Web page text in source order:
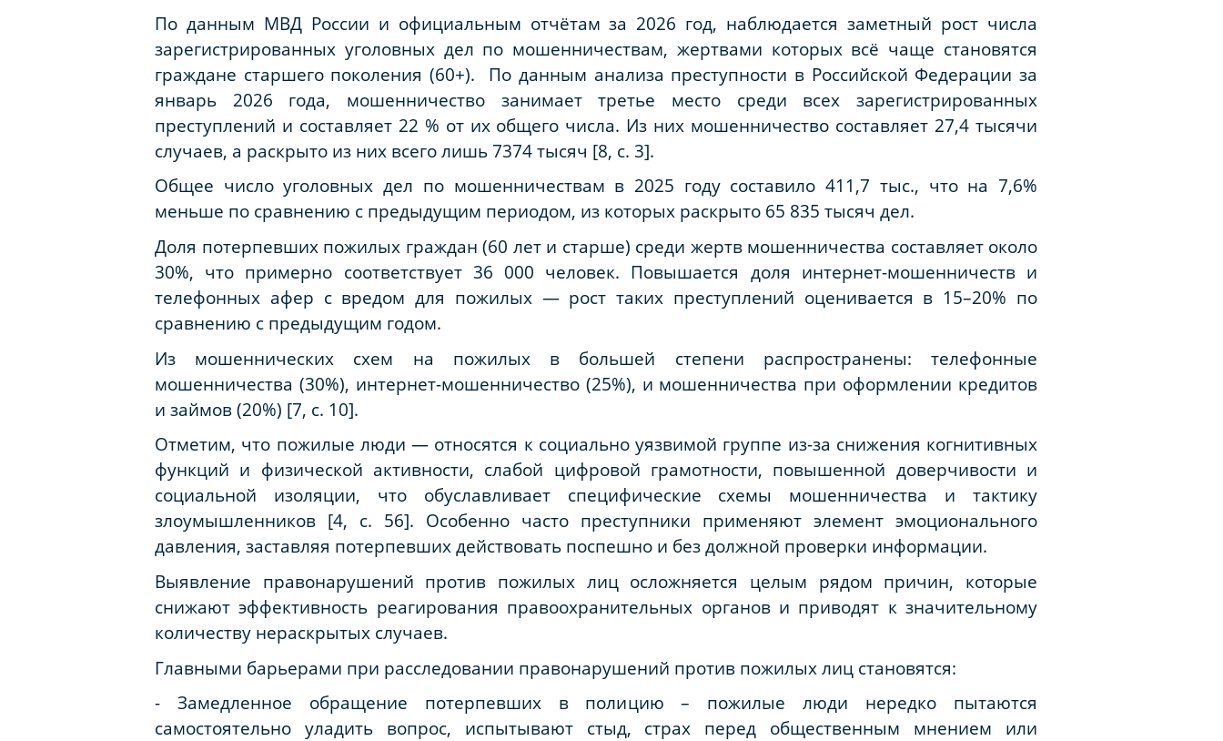
По данным МВД России и официальным отчётам за 2026 год, наблюдается заметный рост числа
зарегистрированных уголовных дел по мошенничествам, жертвами которых всё чаще становятся
граждане старшего поколения (60+). По данным анализа преступности в Российской Федерации за
январь 2026 года, мошенничество занимает третье место среди всех зарегистрированных
преступлений и составляет 22 % от их общего числа. Из них мошенничество составляет 27,4 тысячи
случаев, а раскрыто из них всего лишь 7374 тысяч [8, с. 3].
Общее число уголовных дел по мошенничествам в 2025 году составило 411,7 тыс., что на 7,6%
меньше по сравнению с предыдущим периодом, из которых раскрыто 65 835 тысяч дел.
Доля потерпевших пожилых граждан (60 лет и старше) среди жертв мошенничества составляет около
30%, что примерно соответствует 36 000 человек. Повышается доля интернет-мошенничеств и
телефонных афер с вредом для пожилых — рост таких преступлений оценивается в 15–20% по
сравнению с предыдущим годом.
Из мошеннических схем на пожилых в большей степени распространены: телефонные
мошенничества (30%), интернет-мошенничество (25%), и мошенничества при оформлении кредитов
и займов (20%) [7, c. 10].
Отметим, что пожилые люди — относятся к социально уязвимой группе из-за снижения когнитивных
функций и физической активности, слабой цифровой грамотности, повышенной доверчивости и
социальной изоляции, что обуславливает специфические схемы мошенничества и тактику
злоумышленников [4, с. 56]. Особенно часто преступники применяют элемент эмоционального
давления, заставляя потерпевших действовать поспешно и без должной проверки информации.
Выявление правонарушений против пожилых лиц осложняется целым рядом причин, которые
снижают эффективность реагирования правоохранительных органов и приводят к значительному
количеству нераскрытых случаев.
Главными барьерами при расследовании правонарушений против пожилых лиц становятся:
- Замедленное обращение потерпевших в полицию – пожилые люди нередко пытаются
самостоятельно уладить вопрос, испытывают стыд, страх перед общественным мнением или